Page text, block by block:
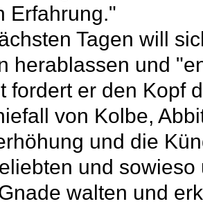
Erfahrung."
Tagen will
herablassen und
fordert er den Kopf
von Kolbe,
und die
und
walten und